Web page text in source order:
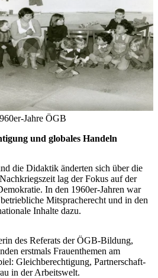
Jahre ÖGB
und globales Handeln
die Didaktik änderten sich über die
lag der Fokus auf der
In den 1960er-Jahren war
Mitspracherecht und in den
Inhalte dazu.
des Referats der ÖGB-Bildung,
erstmals Frauenthemen am
Gleichberechtigung, Partnerschaft-
in der Arbeitswelt.